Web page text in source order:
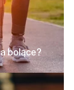
bolące?